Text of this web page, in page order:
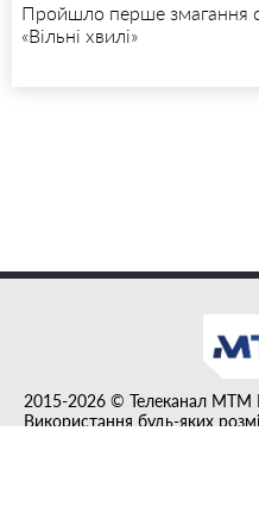
Пройшло перше змагання
«Вільні хвилі»
2015-2026 © Телеканал MTM
Використання будь-яких